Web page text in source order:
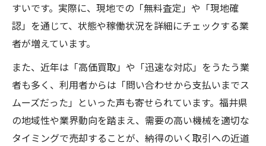
すいです。実際に、現地での「無料査定」や「現地確
認」を通じて、状態や稼働状況を詳細にチェックする業
者が増えています。
また、近年は「高価買取」や「迅速な対応」をうたう業
者も多く、利用者からは「問い合わせから支払いまでス
ムーズだった」といった声も寄せられています。福井県
の地域性や業界動向を踏まえ、需要の高い機械を適切な
タイミングで売却することが、納得のいく取引への近道